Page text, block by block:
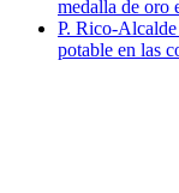
medalla de oro
P. Rico-Alcalde
potable en las